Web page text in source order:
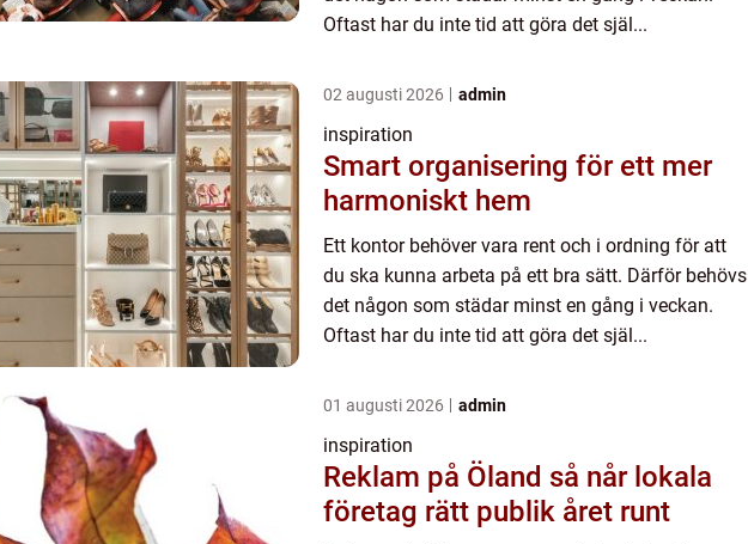
Oftast har du inte tid att göra det själ...
02 augusti 2026 admin
inspiration
Smart organisering för ett mer
harmoniskt hem
Ett kontor behöver vara rent och i ordning för att
du ska kunna arbeta på ett bra sätt. Därför behövs
det någon som städar minst en gång i veckan.
Oftast har du inte tid att göra det själ...
01 augusti 2026 admin
inspiration
Reklam på Öland så når lokala
företag rätt publik året runt